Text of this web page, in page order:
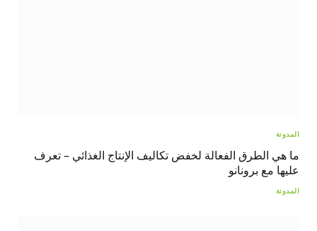
المدونة
ما هي الطرق الفعالة لخفض تكاليف الإنتاج الغذائي – تعرف
عليها مع برونانو
المدونة